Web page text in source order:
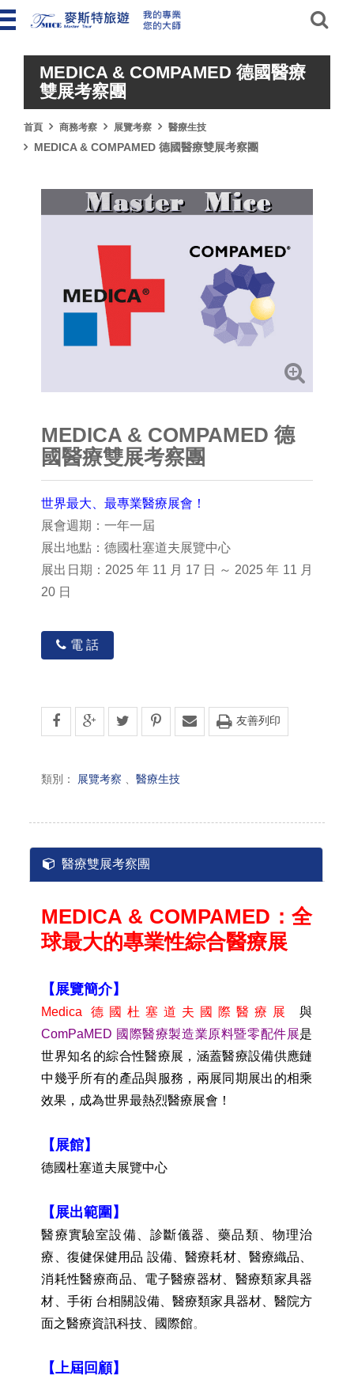
MEDICA & COMPAMED 德國醫療
雙展考察團
首頁 商務考察 展覽考察 醫療生技
MEDICA & COMPAMED 德國醫療雙展考察團
MEDICA & COMPAMED 德
國醫療雙展考察團
世界最大、最專業醫療展會！
展會週期：一年一屆
展出地點：德國杜塞道夫展覽中心
展出日期：2025 年 11 月 17 日 ～ 2025 年 11 月
20 日
電 話
友善列印
類別： 展覽考察 、醫療生技
醫療雙展考察團
MEDICA & COMPAMED：全
球最大的專業性綜合醫療展
【展覽簡介】
Medica 德國杜塞道夫國際醫療展
與
ComPaMED 國際醫療製造業原料暨零配件展是
世界知名的綜合性醫療展，涵蓋醫療設備供應鏈
中幾乎所有的產品與服務，兩展同期展出的相乘
效果，成為世界最熱烈醫療展會！
【展館】
德國杜塞道夫展覽中心
【展出範圍】
醫療實驗室設備、診斷儀器、藥品類、物理治
療、復健保健用品 設備、醫療耗材、醫療織品、
消耗性醫療商品、電子醫療器材、醫療類家具器
材、手術 台相關設備、醫療類家具器材、醫院方
面之醫療資訊科技、國際館。
【上屆回顧】